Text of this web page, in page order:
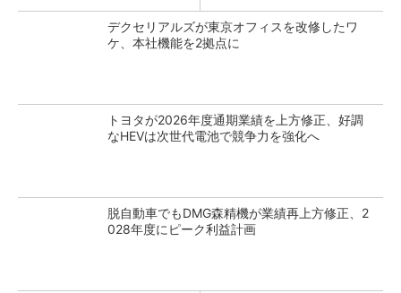
デクセリアルズが東京オフィスを改修したワ
ケ、本社機能を2拠点に
トヨタが2026年度通期業績を上方修正、好調
なHEVは次世代電池で競争力を強化へ
脱自動車でもDMG森精機が業績再上方修正、2
028年度にピーク利益計画